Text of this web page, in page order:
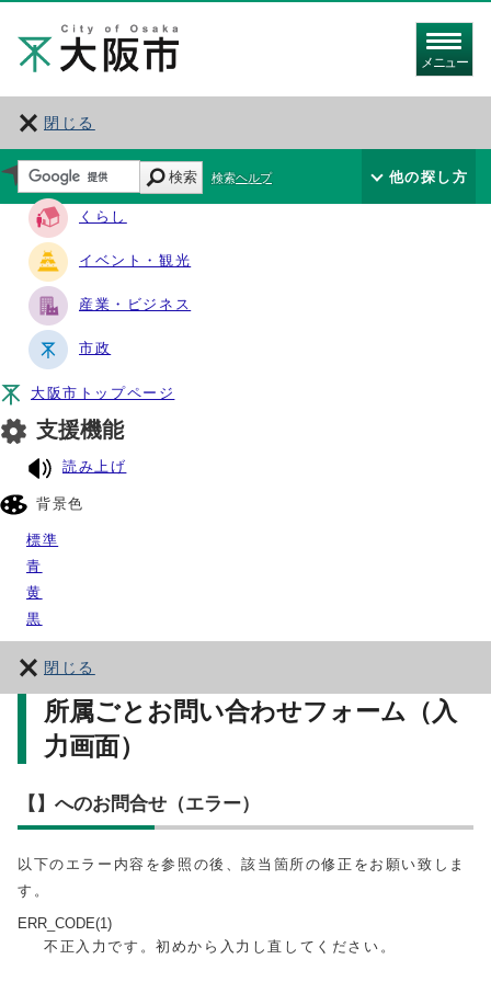
メニュー
閉じる
サイト・ナビ
くらし
イベント・観光
産業・ビジネス
市政
大阪市トップページ
支援機能
読み上げ
背景色
標準
青
黄
黒
閉じる
検索 検索ヘルプ 他の探し方
所属ごとお問い合わせフォーム（入
力画面）
【】へのお問合せ（エラー）
以下のエラー内容を参照の後、該当箇所の修正をお願い致しま
す。
ERR_CODE(1)
不正入力です。初めから入力し直してください。